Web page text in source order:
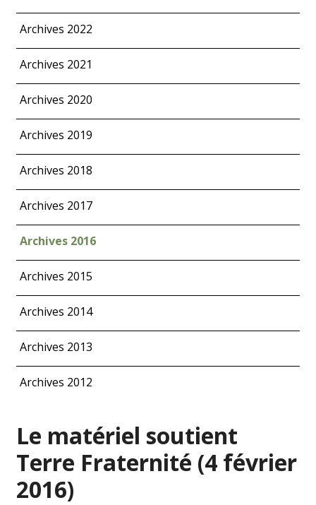
Archives 2022
Archives 2021
Archives 2020
Archives 2019
Archives 2018
Archives 2017
Archives 2016
Archives 2015
Archives 2014
Archives 2013
Archives 2012
Le matériel soutient
Terre Fraternité (4 février
2016)